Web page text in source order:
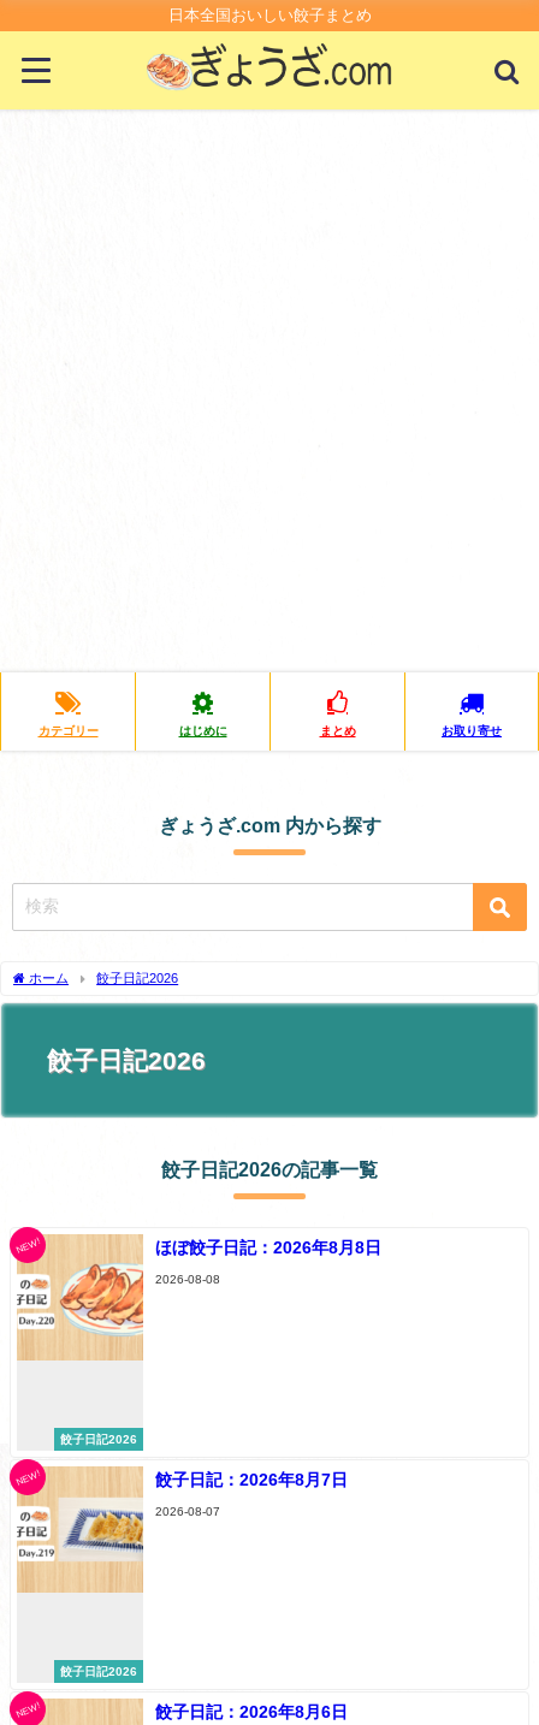
日本全国おいしい餃子まとめ
カテゴリー はじめに まとめ お取り寄せ
ぎょうざ.com 内から探す
ホーム 餃子日記2026
餃子日記2026
餃子日記2026の記事一覧
NEW!
餃子日記2026
ほぼ餃子日記：2026年8月8日
2026-08-08
NEW!
餃子日記2026
餃子日記：2026年8月7日
2026-08-07
NEW! 餃子日記：2026年8月6日